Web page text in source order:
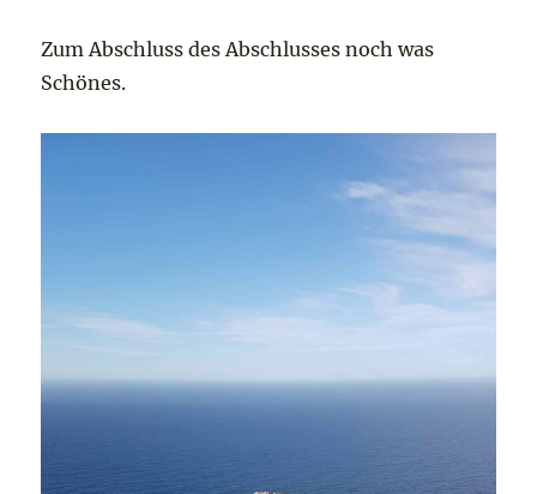
Zum Abschluss des Abschlusses noch was
Schönes.